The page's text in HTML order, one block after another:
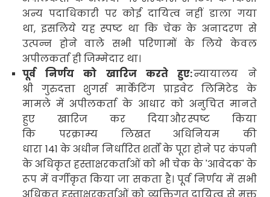
अन्य पदाधिकारी पर कोई दायित्व नहीं डाला गया
था,इसलिये यह स्पष्ट था कि चेक के अनादरण से
उत्पन्न होने वाले सभी परिणामों के लिये केवल
अपीलकर्ता ही जिम्मेदार था।
पूर्व निर्णय को खारिज करते हुए:न्यायालय ने
श्री गुरुदत्ता शुगर्स मार्केटिंग प्राइवेट लिमिटेड के
मामले में अपीलकर्ता के आधार को अनुचित मानते
हुए खारिज कर दियाऔरस्पष्ट किया
कि परक्राम्य लिखत
अधिनियम की
धारा 141 के अधीन निर्धारित शर्तों के पूरा होने पर कंपनी
के अधिकृत हस्ताक्षरकर्ताओं को भी चेक के'आवेदक'के
रूप में वर्गीकृत किया जा सकता है। पूर्व निर्णय में सभी